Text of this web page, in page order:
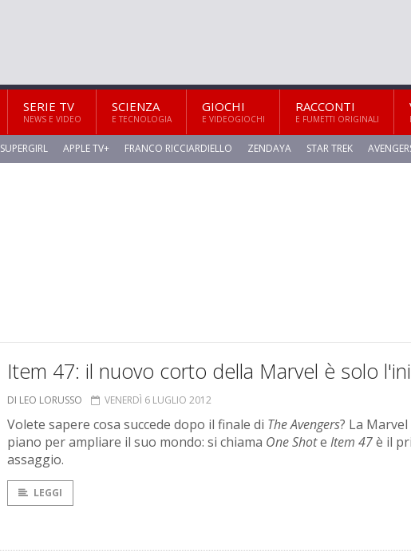
SERIE TV
NEWS E VIDEO
SCIENZA
E TECNOLOGIA
GIOCHI
E VIDEOGIOCHI
RACCONTI
E FUMETTI ORIGINALI
SUPERGIRL APPLE TV+ FRANCO RICCIARDIELLO ZENDAYA STAR TREK
Item 47: il nuovo corto della Marvel è solo
DI LEO LORUSSO VENERDÌ 6 LUGLIO 2012
Volete sapere cosa succede dopo il finale di The Avengers? La
piano per ampliare il suo mondo: si chiama One Shote Item 47è il
assaggio.
LEGGI